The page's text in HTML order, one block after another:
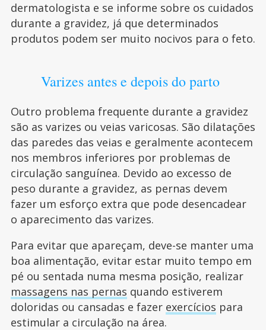
dermatologista e se informe sobre os cuidados
durante a gravidez, já que determinados
produtos podem ser muito nocivos para o feto.
Varizes antes e depois do parto
Outro problema frequente durante a gravidez
são as varizes ou veias varicosas. São dilatações
das paredes das veias e geralmente acontecem
nos membros inferiores por problemas de
circulação sanguínea. Devido ao excesso de
peso durante a gravidez, as pernas devem
fazer um esforço extra que pode desencadear
o aparecimento das varizes.
Para evitar que apareçam, deve-se manter uma
boa alimentação, evitar estar muito tempo em
pé ou sentada numa mesma posição, realizar
massagens nas pernas quando estiverem
doloridas ou cansadas e fazer exercícios para
estimular a circulação na área.